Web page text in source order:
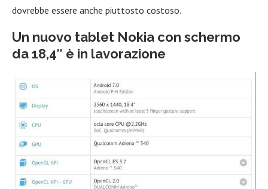
dovrebbe essere anche piuttosto costoso.
Un nuovo tablet Nokia con schermo
da 18,4″ è in lavorazione